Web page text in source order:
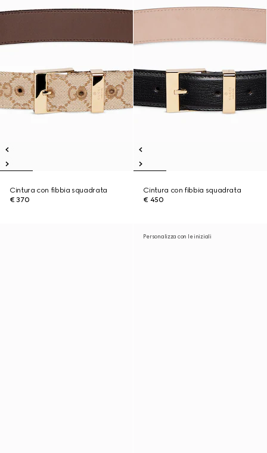
Cintura con fibbia squadrata
€ 370
Cintura con fibbia squadrata
€ 450
Personalizza con le iniziali